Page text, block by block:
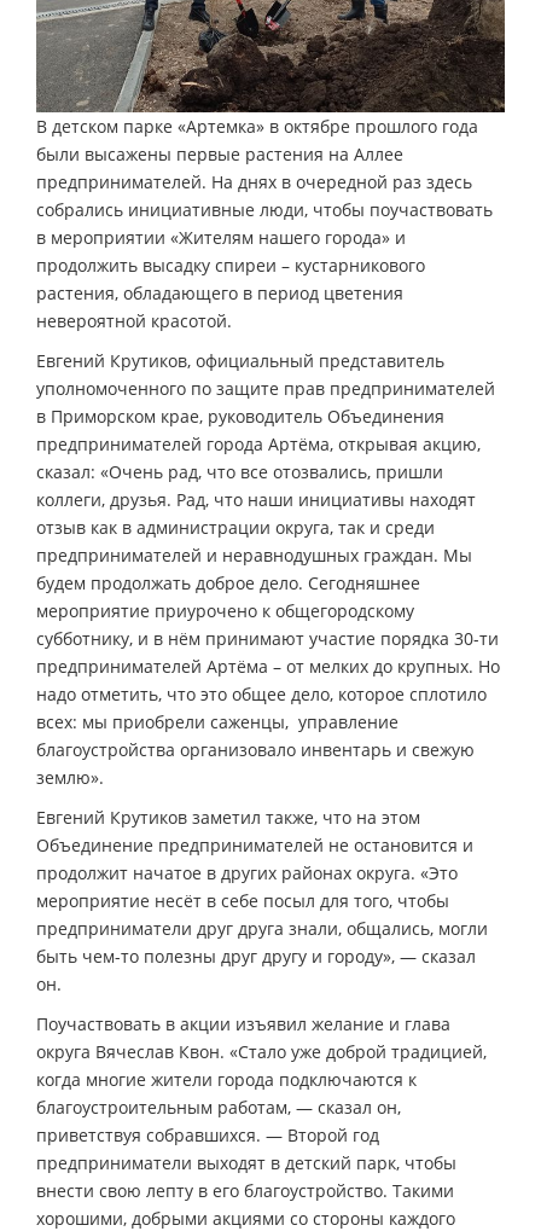
В детском парке «Артемка» в октябре прошлого года
были высажены первые растения на Аллее
предпринимателей. На днях в очередной раз здесь
собрались инициативные люди, чтобы поучаствовать
в мероприятии «Жителям нашего города» и
продолжить высадку спиреи – кустарникового
растения, обладающего в период цветения
невероятной красотой.
Евгений Крутиков, официальный представитель
уполномоченного по защите прав предпринимателей
в Приморском крае, руководитель Объединения
предпринимателей города Артёма, открывая акцию,
сказал: «Очень рад, что все отозвались, пришли
коллеги, друзья. Рад, что наши инициативы находят
отзыв как в администрации округа, так и среди
предпринимателей и неравнодушных граждан. Мы
будем продолжать доброе дело. Сегодняшнее
мероприятие приурочено к общегородскому
субботнику, и в нём принимают участие порядка 30-ти
предпринимателей Артёма – от мелких до крупных. Но
надо отметить, что это общее дело, которое сплотило
всех: мы приобрели саженцы, управление
благоустройства организовало инвентарь и свежую
землю».
Евгений Крутиков заметил также, что на этом
Объединение предпринимателей не остановится и
продолжит начатое в других районах округа. «Это
мероприятие несёт в себе посыл для того, чтобы
предприниматели друг друга знали, общались, могли
быть чем-то полезны друг другу и городу», — сказал
он.
Поучаствовать в акции изъявил желание и глава
округа Вячеслав Квон. «Стало уже доброй традицией,
когда многие жители города подключаются к
благоустроительным работам, — сказал он,
приветствуя собравшихся. — Второй год
предприниматели выходят в детский парк, чтобы
внести свою лепту в его благоустройство. Такими
хорошими, добрыми акциями со стороны каждого